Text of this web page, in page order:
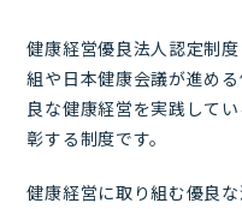
健康経営優良法人認定制
組や日本健康会議が進め
良な健康経営を実践して
彰する制度です。
健康経営に取り組む優良